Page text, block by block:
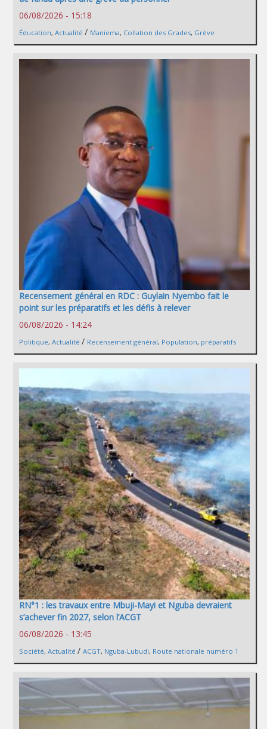
06/08/2026 - 15:18
Éducation, Actualité / Maniema, Collation des Grades, Grève
Recensement général en RDC : Guylain Nyembo fait le
point sur les préparatifs et les défis à relever
06/08/2026 - 14:24
Politique, Actualité / Recensement général, Population, préparatifs
RN°1 : les travaux entre Mbuji-Mayi et Nguba devraient
s’achever fin 2027, selon l’ACGT
06/08/2026 - 13:45
Société, Actualité / ACGT, Nguba-Lubudi, Route nationale numéro 1